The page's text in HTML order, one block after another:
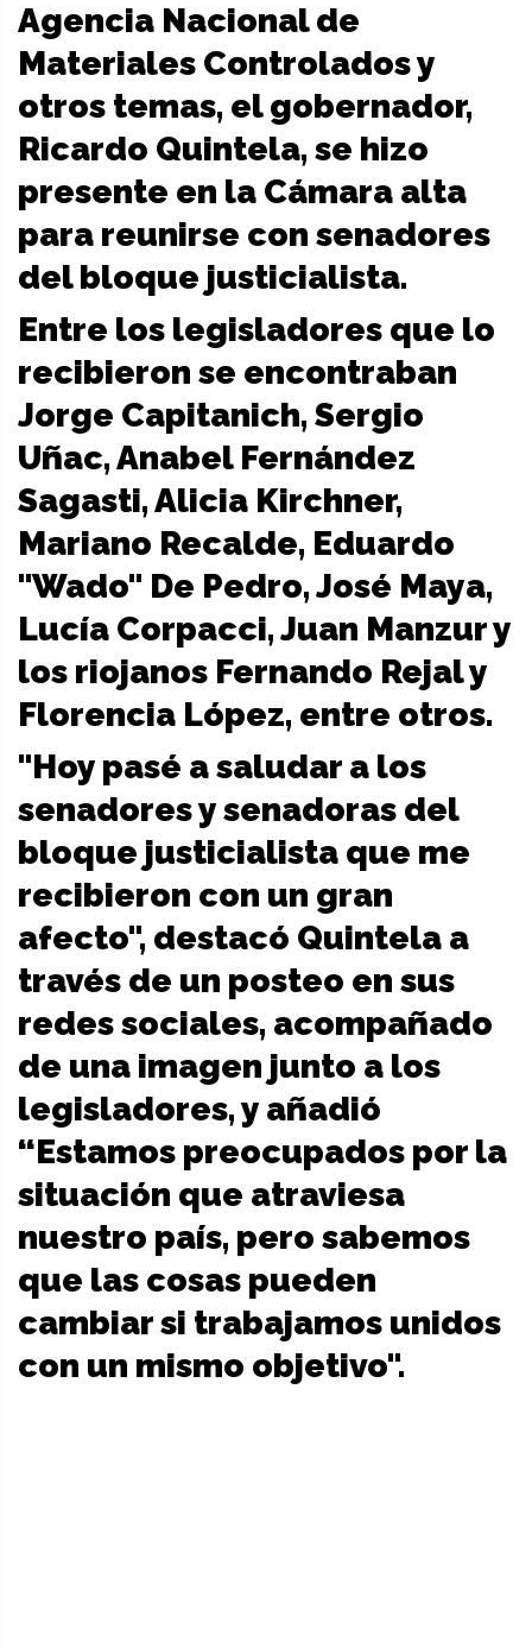
Agencia Nacional de
Materiales Controlados y
otros temas, el gobernador,
Ricardo Quintela, se hizo
presente en la Cámara alta
para reunirse con senadores
del bloque justicialista.
Entre los legisladores que lo
recibieron se encontraban
Jorge Capitanich, Sergio
Uñac, Anabel Fernández
Sagasti, Alicia Kirchner,
Mariano Recalde, Eduardo
"Wado" De Pedro, José Maya,
Lucía Corpacci, Juan Manzur y
los riojanos Fernando Rejal y
Florencia López, entre otros.
"Hoy pasé a saludar a los
senadores y senadoras del
bloque justicialista que me
recibieron con un gran
afecto", destacó Quintela a
través de un posteo en sus
redes sociales, acompañado
de una imagen junto a los
legisladores, y añadió
“Estamos preocupados por la
situación que atraviesa
nuestro país, pero sabemos
que las cosas pueden
cambiar si trabajamos unidos
con un mismo objetivo".